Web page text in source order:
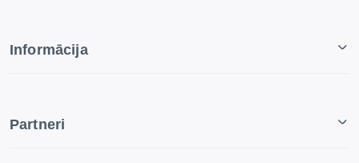
Informācija
Partneri